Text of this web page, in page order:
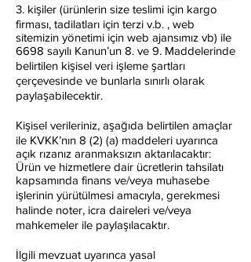
3. kişiler (ürünlerin size teslimi için kargo
firması, tadilatları için terzi v.b. , web
sitemizin yönetimi için web ajansımız vb) ile
6698 sayılı Kanun’un 8. ve 9. Maddelerinde
belirtilen kişisel veri işleme şartları
çerçevesinde ve bunlarla sınırlı olarak
paylaşabilecektir.
Kişisel verileriniz, aşağıda belirtilen amaçlar
ile KVKK’nın 8 (2) (a) maddeleri uyarınca
açık rızanız aranmaksızın aktarılacaktır:
Ürün ve hizmetlere dair ücretlerin tahsilatı
kapsamında finans ve/veya muhasebe
işlerinin yürütülmesi amacıyla, gerekmesi
halinde noter, icra daireleri ve/veya
mahkemeler ile paylaşılacaktır.
İlgili mevzuat uyarınca yasal